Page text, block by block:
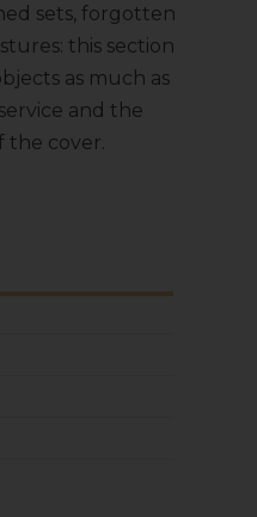
sets, forgotten
this section
as much as
and the
the cover.